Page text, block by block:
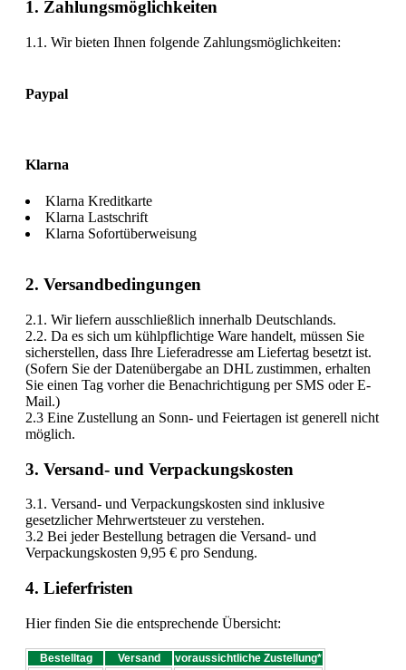
1. Zahlungsmöglichkeiten
1.1. Wir bieten Ihnen folgende Zahlungsmöglichkeiten:
Paypal
Klarna
Klarna Kreditkarte
Klarna Lastschrift
Klarna Sofortüberweisung
2. Versandbedingungen
2.1. Wir liefern ausschließlich innerhalb Deutschlands.
2.2. Da es sich um kühlpflichtige Ware handelt, müssen Sie
sicherstellen, dass Ihre Lieferadresse am Liefertag besetzt ist.
(Sofern Sie der Datenübergabe an DHL zustimmen, erhalten
Sie einen Tag vorher die Benachrichtigung per SMS oder E-
Mail.)
2.3 Eine Zustellung an Sonn- und Feiertagen ist generell nicht
möglich.
3. Versand- und Verpackungskosten
3.1. Versand- und Verpackungskosten sind inklusive
gesetzlicher Mehrwertsteuer zu verstehen.
3.2 Bei jeder Bestellung betragen die Versand- und
Verpackungskosten 9,95 € pro Sendung.
4. Lieferfristen
Hier finden Sie die entsprechende Übersicht:
Bestelltag Versand
voraussichtliche Zustellung*